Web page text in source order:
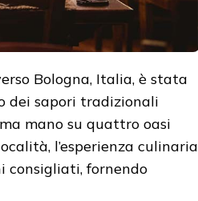
Bologna, Italia, è stata
dei sapori tradizionali
mano su quattro oasi
l’esperienza culinaria
consigliati, fornendo